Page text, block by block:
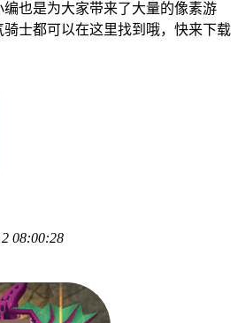
也是为大家带来了大量的像素游
士都可以在这里找到哦，快来下载
08:00:28